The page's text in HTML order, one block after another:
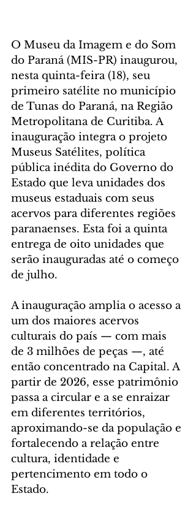
O Museu da Imagem e do Som
do Paraná (MIS-PR) inaugurou,
nesta quinta-feira (18), seu
primeiro satélite no município
de Tunas do Paraná, na Região
Metropolitana de Curitiba. A
inauguração integra o projeto
Museus Satélites, política
pública inédita do Governo do
Estado que leva unidades dos
museus estaduais com seus
acervos para diferentes regiões
paranaenses. Esta foi a quinta
entrega de oito unidades que
serão inauguradas até o começo
de julho.
A inauguração amplia o acesso a
um dos maiores acervos
culturais do país — com mais
de 3 milhões de peças —, até
então concentrado na Capital. A
partir de 2026, esse patrimônio
passa a circular e a se enraizar
em diferentes territórios,
aproximando-se da população e
fortalecendo a relação entre
cultura, identidade e
pertencimento em todo o
Estado.